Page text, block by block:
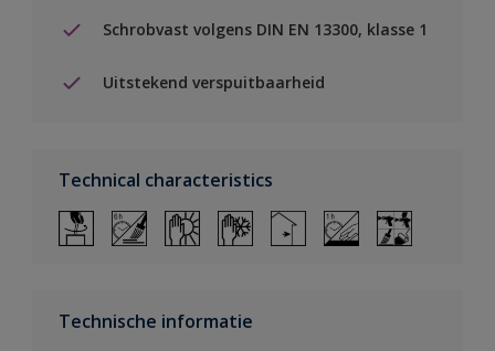
Schrobvast volgens DIN EN 13300, klasse 1
Uitstekend verspuitbaarheid
Technical characteristics
Technische informatie